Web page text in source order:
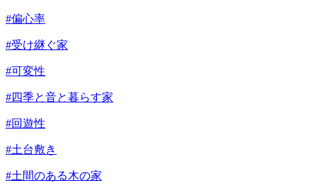
#偏心率
#受け継ぐ家
#可変性
#四季と音と暮らす家
#回遊性
#土台敷き
#土間のある木の家